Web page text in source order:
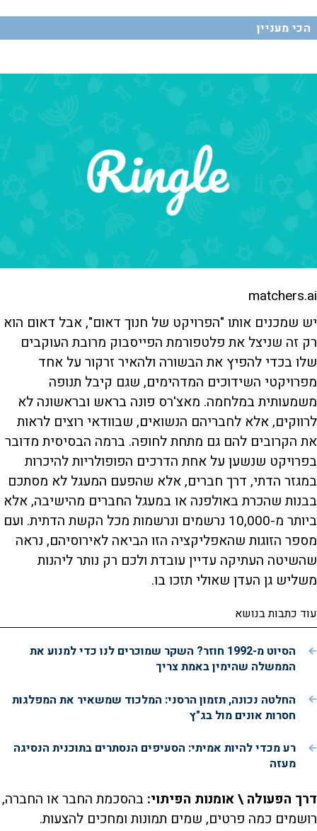
הכי מעניין
matchers.ai
יש שמכנים אותו "הפרויקט של חנוך דאום", אבל דאום הוא
רק זה שניצל את פלטפורמת הפייסבוק מרובת העוקבים
שלו בכדי להפיץ את הבשורה ולהאיר זרקור על אחד
מפרויקטי השידוכים המדהימים, שגם קיבל תנופה
משמעותית במלחמה. מאצ'רס פונה בראש ובראשונה לא
לרווקים, אלא לחבריהם הנשואים, שבוודאי רוצים לראות
את הקרובים להם גם מתחת לחופה. ברמה הבסיסית מדובר
בפרויקט שנשען על אחת הדרכים הפופולריות להיכרות
במגזר הדתי, דרך חברים, אלא שהפעם המעגל לא מסתכם
בבנות שהכרת באולפנה או במעגל החברים מהישיבה, אלא
ביותר מ-10,000 נרשמים ונרשמות מכל הקשת הדתית. ועם
מספר הזוגות שהאפליקציה הזו הביאה לאירוסיהם, נראה
שהשיטה העתיקה עדיין עובדת ולכם רק נותר ליהנות
משליש גן העדן שאולי תזכו בו.
עוד כתבות בנושא
הסיוט מ-1992 חוזר? השקר שמוכרים לנו כדי למנוע את
הממשלה שהימין באמת צריך
החלטה נכונה, תזמון הרסני: המלכוד שמשאיר את המפלגות
חסרות אונים מול בג"ץ
רע מכדי להיות אמיתי: הסעיפים הנסתרים בתוכנית הנסיגה
מעזה
דרך הפעולה \ אומנות הפיתוי: בהסכמת החבר או החברה,
רושמים כמה פרטים, שמים תמונות ומחכים להצעות.